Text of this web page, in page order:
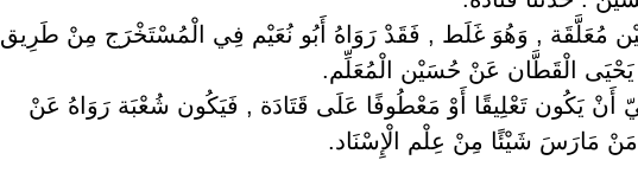
مُعَلَّقَة , وَهُوَ غَلَط , فَقَدْ رَوَاهُ أَبُو نُعَيْم فِي الْمُسْتَخْرَج مِنْ طَرِيق
الْقَطَّان عَنْ حُسَيْن الْمُعَلِّم.
أَنْ يَكُون تَعْلِيقًا أَوْ مَعْطُوفًا عَلَى قَتَادَة , فَيَكُون شُعْبَة رَوَاهُ عَنْ
مَارَسَ شَيْئًا مِنْ عِلْم الْإِسْنَاد.